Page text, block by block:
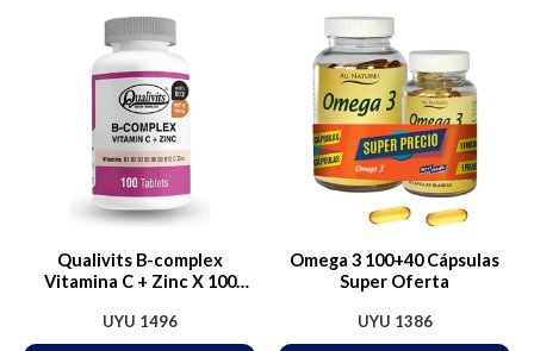
Qualivits B-complex
Vitamina C + Zinc X 100
UYU 1496
Omega 3 100+40 Cápsulas
Super Oferta
UYU 1386